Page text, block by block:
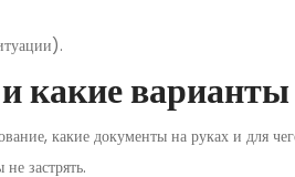
какие
какие документы на руках и
застрять.